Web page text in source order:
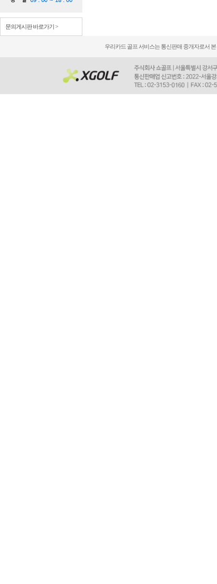
문의게시판 바로가기 >
우리카드 골프 서비스는 통신판매 중개자로서